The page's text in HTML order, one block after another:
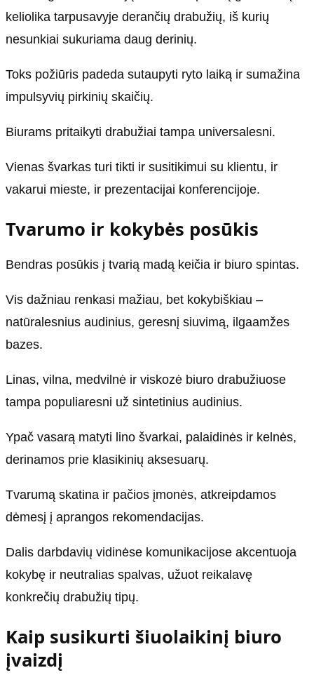
keliolika tarpusavyje derančių drabužių, iš kurių
nesunkiai sukuriama daug derinių.
Toks požiūris padeda sutaupyti ryto laiką ir sumažina
impulsyvių pirkinių skaičių.
Biurams pritaikyti drabužiai tampa universalesni.
Vienas švarkas turi tikti ir susitikimui su klientu, ir
vakarui mieste, ir prezentacijai konferencijoje.
Tvarumo ir kokybės posūkis
Bendras posūkis į tvarią madą keičia ir biuro spintas.
Vis dažniau renkasi mažiau, bet kokybiškiau –
natūralesnius audinius, geresnį siuvimą, ilgaamžes
bazes.
Linas, vilna, medvilnė ir viskozė biuro drabužiuose
tampa populiaresni už sintetinius audinius.
Ypač vasarą matyti lino švarkai, palaidinės ir kelnės,
derinamos prie klasikinių aksesuarų.
Tvarumą skatina ir pačios įmonės, atkreipdamos
dėmesį į aprangos rekomendacijas.
Dalis darbdavių vidinėse komunikacijose akcentuoja
kokybę ir neutralias spalvas, užuot reikalavę
konkrečių drabužių tipų.
Kaip susikurti šiuolaikinį biuro
įvaizdį